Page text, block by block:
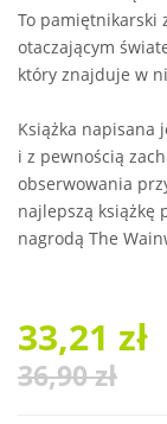
To pamiętnikarski
otaczającym
który znajduje w
Książka napisana
i z pewnością
obserwowania
najlepszą książkę
nagrodą The
33,21 zł
36,90 zł